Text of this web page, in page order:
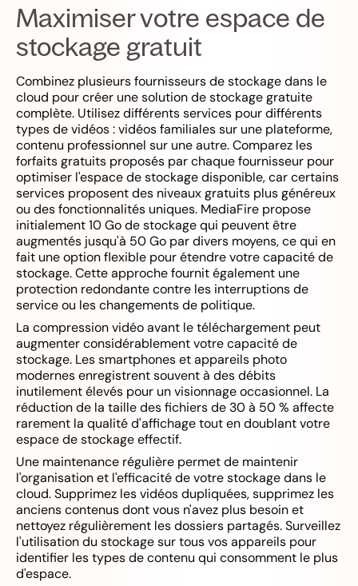
Maximiser votre espace de
stockage gratuit
Combinez plusieurs fournisseurs de stockage dans le
cloud pour créer une solution de stockage gratuite
complète. Utilisez différents services pour différents
types de vidéos : vidéos familiales sur une plateforme,
contenu professionnel sur une autre. Comparez les
forfaits gratuits proposés par chaque fournisseur pour
optimiser l'espace de stockage disponible, car certains
services proposent des niveaux gratuits plus généreux
ou des fonctionnalités uniques. MediaFire propose
initialement 10 Go de stockage qui peuvent être
augmentés jusqu'à 50 Go par divers moyens, ce qui en
fait une option flexible pour étendre votre capacité de
stockage. Cette approche fournit également une
protection redondante contre les interruptions de
service ou les changements de politique.
La compression vidéo avant le téléchargement peut
augmenter considérablement votre capacité de
stockage. Les smartphones et appareils photo
modernes enregistrent souvent à des débits
inutilement élevés pour un visionnage occasionnel. La
réduction de la taille des fichiers de 30 à 50 % affecte
rarement la qualité d'affichage tout en doublant votre
espace de stockage effectif.
Une maintenance régulière permet de maintenir
l'organisation et l'efficacité de votre stockage dans le
cloud. Supprimez les vidéos dupliquées, supprimez les
anciens contenus dont vous n'avez plus besoin et
nettoyez régulièrement les dossiers partagés. Surveillez
l'utilisation du stockage sur tous vos appareils pour
identifier les types de contenu qui consomment le plus
d'espace.